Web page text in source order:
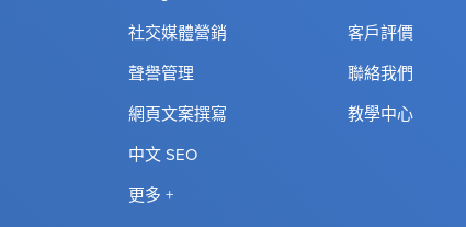
社交媒體營銷
聲譽管理
網頁文案撰寫
中文 SEO
更多 +
客戶評價
聯絡我們
教學中心